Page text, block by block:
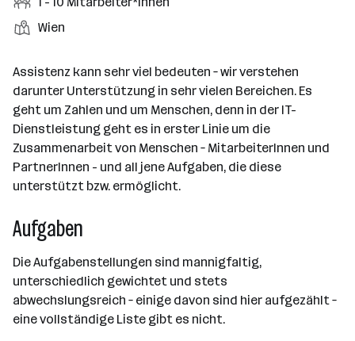
t
n
d
e
t
l
e
r
e
S
l
l
e
n
e
t
g
e
b
e
r
i
t
r
b
e
i
t
e
r
i
n
e
n
a
S
a
n
d
o
r
t
e
Wien
Assistenz kann sehr viel bedeuten – wir verstehen
darunter Unterstützung in sehr vielen Bereichen. Es
geht um Zahlen und um Menschen, denn in der IT-
Dienstleistung geht es in erster Linie um die
Zusammenarbeit von Menschen – MitarbeiterInnen und
PartnerInnen - und all jene Aufgaben, die diese
unterstützt bzw. ermöglicht.
Aufgaben
Die Aufgabenstellungen sind mannigfaltig,
unterschiedlich gewichtet und stets
abwechslungsreich – einige davon sind hier aufgezählt –
eine vollständige Liste gibt es nicht.